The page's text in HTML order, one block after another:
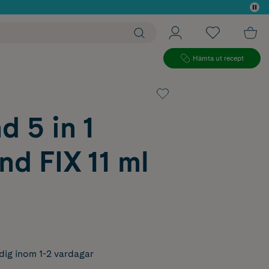
Hämta ut recept
5 in 1
FIX 11 ml
inom 1-2 vardagar